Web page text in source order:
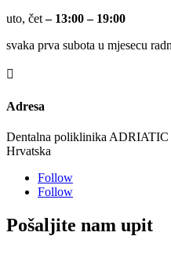
uto, čet– 13:00 – 19:00
svaka prva subota u mjesecu

Adresa
Dentalna poliklinika ADRIATIC
Hrvatska
Follow
Follow
Pošaljite nam upit